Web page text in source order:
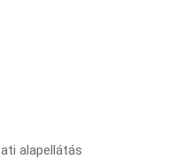
alapellátás